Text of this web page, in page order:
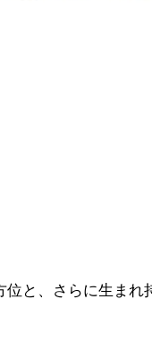
と、さらに生まれ